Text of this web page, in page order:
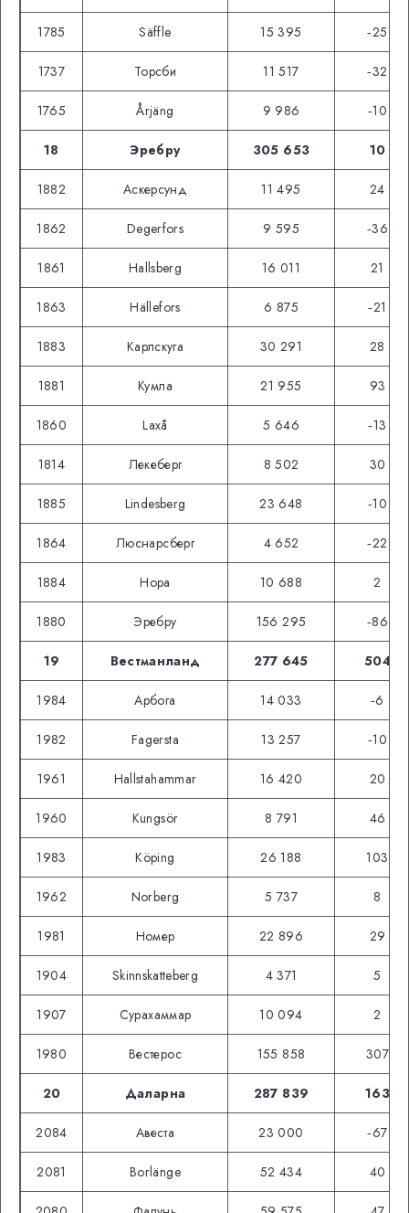
1785 Säffle 15 395 ‑25
1737 Торсби 11 517 ‑32
1765 Årjäng 9 986 ‑10
18 Эребру 305 653 10
1882 Аскерсунд 11 495 24
1862 Degerfors 9 595 ‑36
1861 Hallsberg 16 011 21
1863 Hällefors 6 875 ‑21
1883 Карлскуга 30 291 28
1881 Кумла 21 955 93
1860 Laxå 5 646 ‑13
1814 Лекеберг 8 502 30
1885 Lindesberg 23 648 ‑10
1864 Люснарсберг 4 652 ‑22
1884 Нора 10 688 2
1880 Эребру 156 295 ‑86
19 Вестманланд 277 645 504
1984 Арбога 14 033 ‑6
1982 Fagersta 13 257 ‑10
1961 Hallstahammar 16 420 20
1960 Kungsör 8 791 46
1983 Köping 26 188 103
1962 Norberg 5 737 8
1981 Номер 22 896 29
1904 Skinnskatteberg 4 371 5
1907 Сурахаммар 10 094 2
1980 Вестерос 155 858 307
20 Даларна 287 839 163
2084 Авеста 23 000 ‑67
2081 Borlänge 52 434 40